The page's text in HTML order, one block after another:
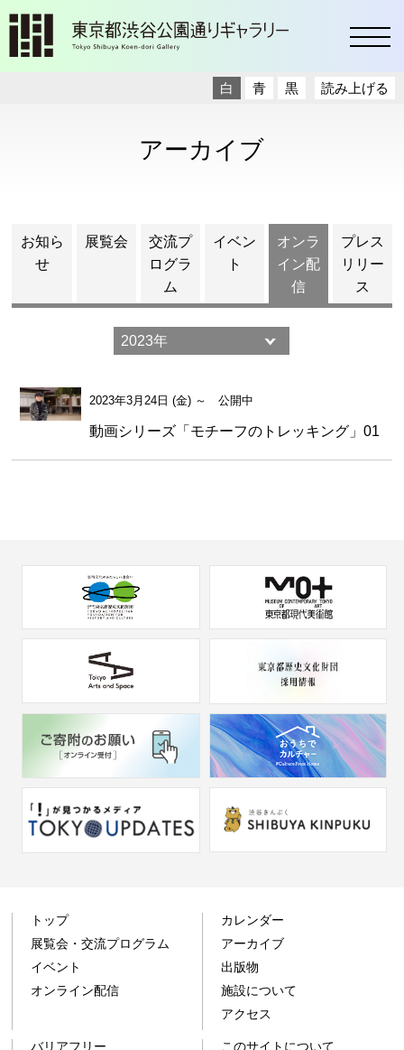
読み上げる
白 青 黒
アーカイブ
お知ら
せ
展覧会
交流プ
ログラ
ム
イベン
ト
オンラ
イン配
信
プレス
リリー
ス
2023年3月24日 (金) ～ 公開中
動画シリーズ「モチーフのトレッキング」01
トップ
展覧会・交流プログラム
イベント
オンライン配信
カレンダー
アーカイブ
出版物
施設について
アクセス
バリアフリー
このサイトについて